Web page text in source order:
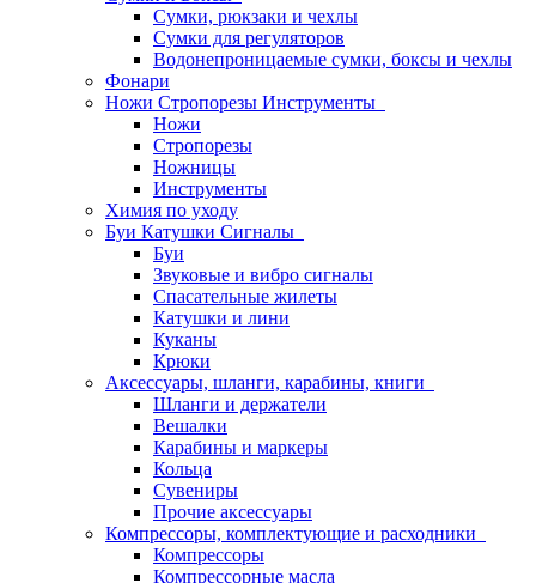
Сумки, рюкзаки и чехлы
Сумки для регуляторов
Водонепроницаемые сумки, боксы и чехлы
Фонари
Ножи Стропорезы Инструменты
Ножи
Стропорезы
Ножницы
Инструменты
Химия по уходу
Буи Катушки Сигналы
Буи
Звуковые и вибро сигналы
Спасательные жилеты
Катушки и лини
Куканы
Крюки
Аксессуары, шланги, карабины, книги
Шланги и держатели
Вешалки
Карабины и маркеры
Кольца
Сувениры
Прочие аксессуары
Компрессоры, комплектующие и расходники
Компрессоры
Компрессорные масла